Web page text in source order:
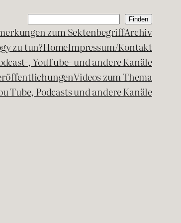
Suchen Finden
zum SektenbegriffArchiv
zu tun?HomeImpressum/Kontakt
, YouTube- und andere Kanäle
Videos zum Thema
Tube, Podcasts und andere Kanäle